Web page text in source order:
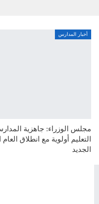
أخبار المدارس
مجلس الوزراء: جاهزية
التعليم أولوية مع انطلاق
الجديد